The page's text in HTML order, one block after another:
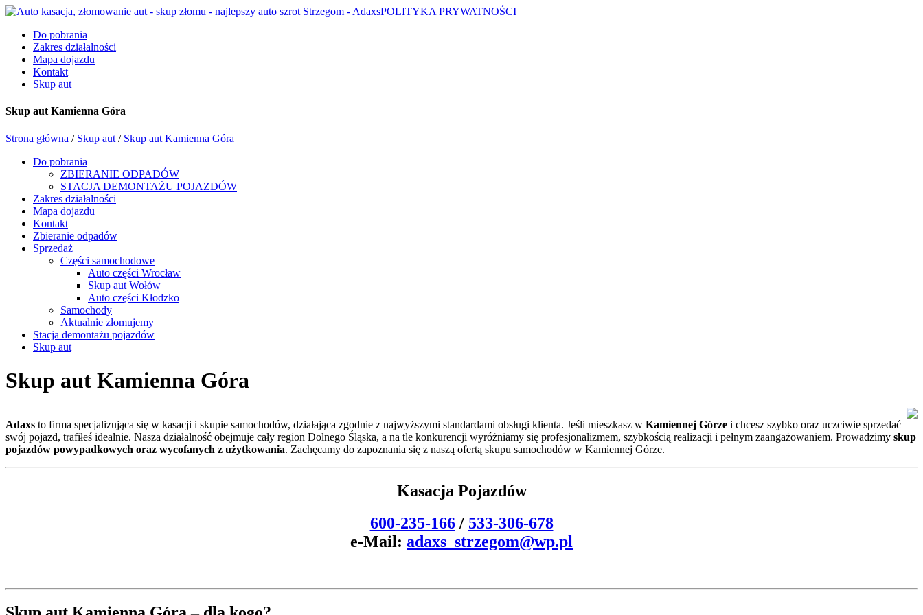
POLITYKA PRYWATNOŚCI
Do pobrania
Zakres działalności
Mapa dojazdu
Kontakt
Skup aut
Skup aut Kamienna Góra
Strona główna / Skup aut / Skup aut Kamienna Góra
Do pobrania
ZBIERANIE ODPADÓW
STACJA DEMONTAŻU POJAZDÓW
Zakres działalności
Mapa dojazdu
Kontakt
Zbieranie odpadów
Sprzedaż
Części samochodowe
Auto części Wrocław
Skup aut Wołów
Auto części Kłodzko
Samochody
Aktualnie złomujemy
Stacja demontażu pojazdów
Skup aut
Skup aut Kamienna Góra
Adaxs to firma specjalizująca się w kasacji i skupie samochodów, działająca zgodnie z najwyższymi standardami obsługi klienta. Jeśli mieszkasz w Kamiennej Górze i chcesz szybko oraz uczciwie sprzedać
swój pojazd, trafiłeś idealnie. Nasza działalność obejmuje cały region Dolnego Śląska, a na tle konkurencji wyróżniamy się profesjonalizmem, szybkością realizacji i pełnym zaangażowaniem. Prowadzimy skup
pojazdów powypadkowych oraz wycofanych z użytkowania. Zachęcamy do zapoznania się z naszą ofertą skupu samochodów w Kamiennej Górze.
Kasacja Pojazdów
600-235-166 / 533-306-678
e-Mail: adaxs_strzegom@wp.pl